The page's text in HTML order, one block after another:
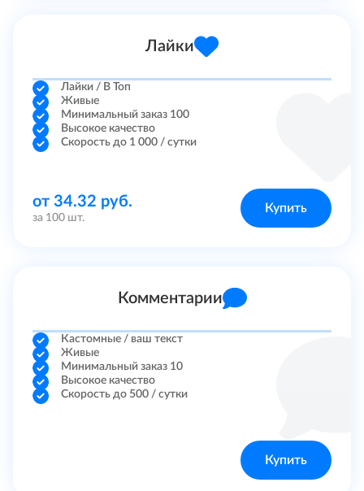
Лайки
от 34.32 руб.
за 100 шт.
Лайки / В Топ
Живые
Минимальный заказ 100
Высокое качество
Скорость до 1 000 / сутки
Купить
Комментарии
Кастомные / ваш текст
Живые
Минимальный заказ 10
Высокое качество
Скорость до 500 / сутки
Купить